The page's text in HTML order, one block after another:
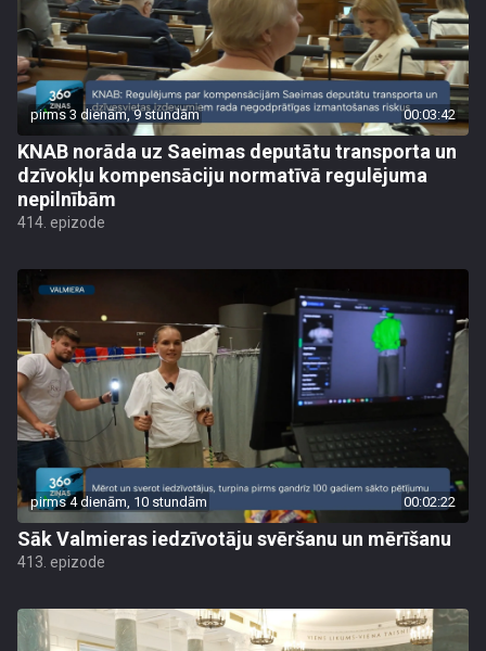
pirms 3 dienām, 9 stundām 00:03:42
KNAB norāda uz Saeimas deputātu transporta un
dzīvokļu kompensāciju normatīvā regulējuma
nepilnībām
414. epizode
pirms 4 dienām, 10 stundām 00:02:22
Sāk Valmieras iedzīvotāju svēršanu un mērīšanu
413. epizode